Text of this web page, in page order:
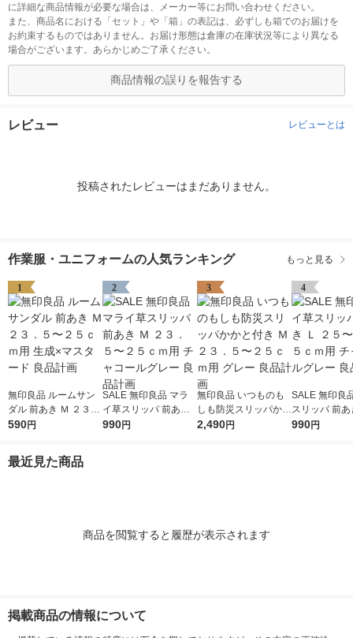
に詳細な商品情報が必要な場合は、メーカー等にお問い合わせください。
また、商品名における「セット」や「箱」の表記は、必ずしも箱でのお届けを
お約束するものではありません。お届け形態は倉庫の在庫状況等により異なる
場合がございます。あらかじめご了承ください。
商品情報の誤りを報告する
レビュー レビューとは
投稿されたレビューはまだありません。
作業服・ユニフォームの人気ランキング もっと見る
1
無印良品 ルームサン
ダル 前あき Ｍ ２３．
５〜２５ｃｍ用 生成×
590円
2
SALE 無印良品 マラ
イ草スリッパ 前あき
Ｍ ２３．５〜２５ｃ
990円
3
無印良品 いつものも
しも防災スリッパかか
と付き Ｍ ２３．５〜
2,490円
4
SALE 無印良
スリッパ 前あ
５〜２６．５
990円
最近見た商品
商品を閲覧すると履歴が表示されます
掲載商品の情報について